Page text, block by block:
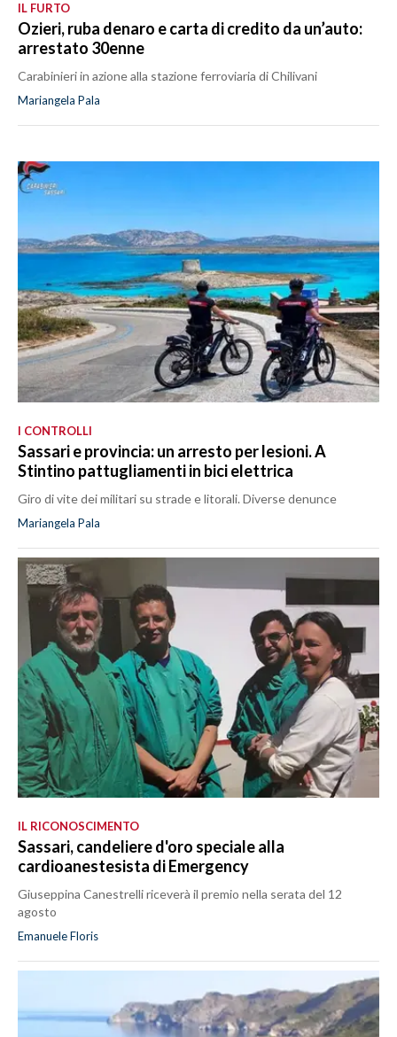
IL FURTO
Ozieri, ruba denaro e carta di credito da un’auto:
arrestato 30enne
Carabinieri in azione alla stazione ferroviaria di Chilivani
Mariangela Pala
I CONTROLLI
Sassari e provincia: un arresto per lesioni. A
Stintino pattugliamenti in bici elettrica
Giro di vite dei militari su strade e litorali. Diverse denunce
Mariangela Pala
IL RICONOSCIMENTO
Sassari, candeliere d'oro speciale alla
cardioanestesista di Emergency
Giuseppina Canestrelli riceverà il premio nella serata del 12
agosto
Emanuele Floris